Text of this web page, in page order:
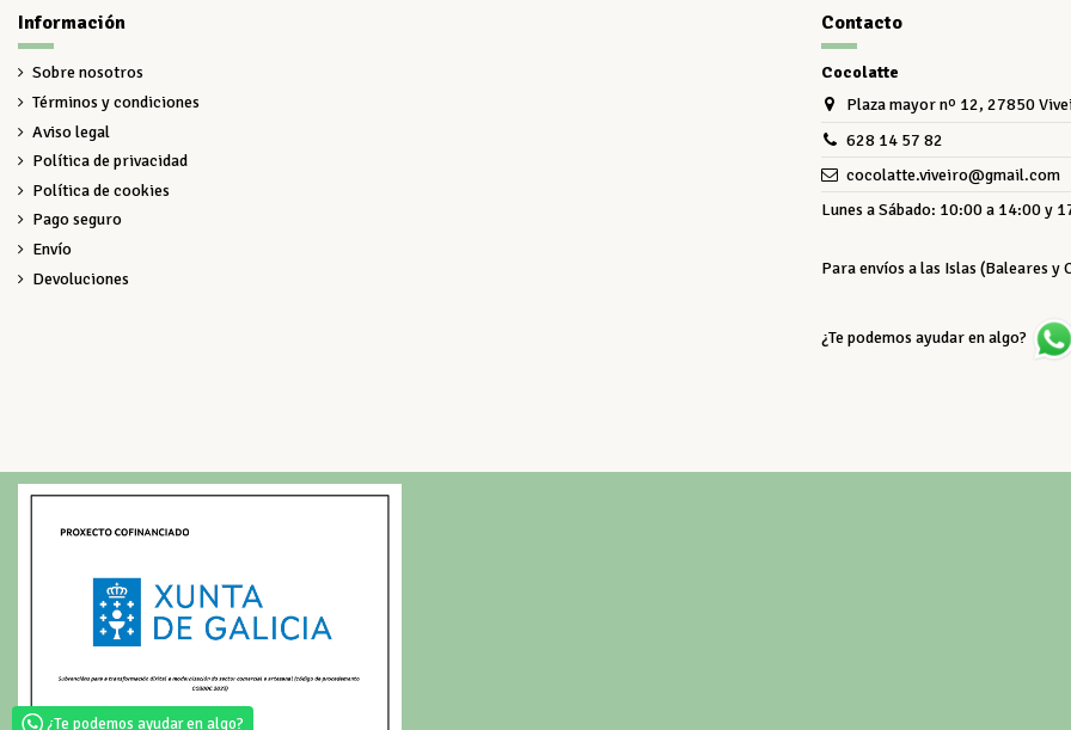
Información
Sobre nosotros
Términos y condiciones
Aviso legal
Política de privacidad
Política de cookies
Pago seguro
Envío
Devoluciones
Contacto
Cocolatte
Plaza mayor nº 12, 27850
628 14 57 82
cocolatte.viveiro@gmail.com
Lunes a Sábado: 10:00 a 14:00 y
Para envíos a las Islas (Baleares
¿Te podemos ayudar en algo?
¿Te podemos ayudar en algo?